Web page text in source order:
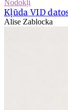
Nodokļi
Kļūda VID
Alise Zablocka